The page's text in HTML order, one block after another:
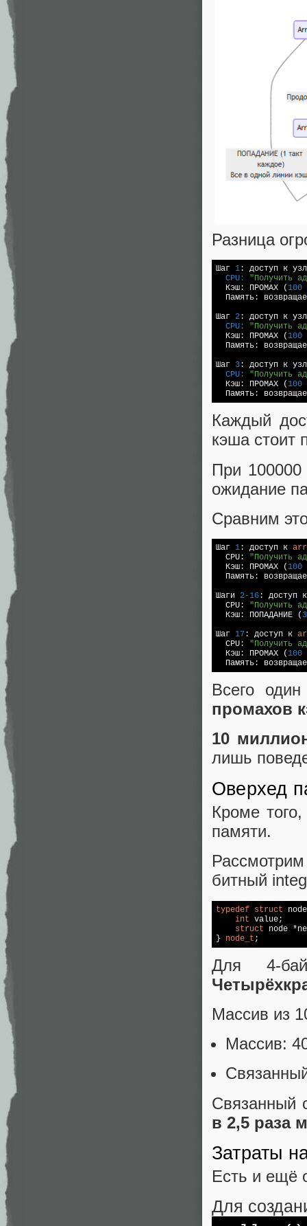
Разница
Шаг 1
  CPU:
"Получить
  Кэш: ПРОМАХ (
100
Память:
Шаг 2
  CPU:
"Получить
  Кэш: ПРОМАХ (
100
Память:
Шаг 3
  CPU:
"Получить
  Кэш: ПРОМАХ (
100
Память:
Каждый
кэша стоит
При
ожидание
Сравним
Шаг 1: доступ к
  CPU:
"Получить
  Кэш: ПРОМАХ (
100
Память:
Шаги 2-16: доступ
  CPU:
"Получить
  Кэш: ПОПАДАНИЕ (
3
Шаг 17: доступ к
  CPU:
"Получить
  Кэш: ПРОМАХ (
100
Память:
Всего
промахов
10
лишь
Оверхед
Кроме
памяти.
битный
typedef struct
int
struct node
} node_t
Для 4-
Массив из
Массив:
Связанный
в 2,5 раза
Затраты
Есть и ещё
Для